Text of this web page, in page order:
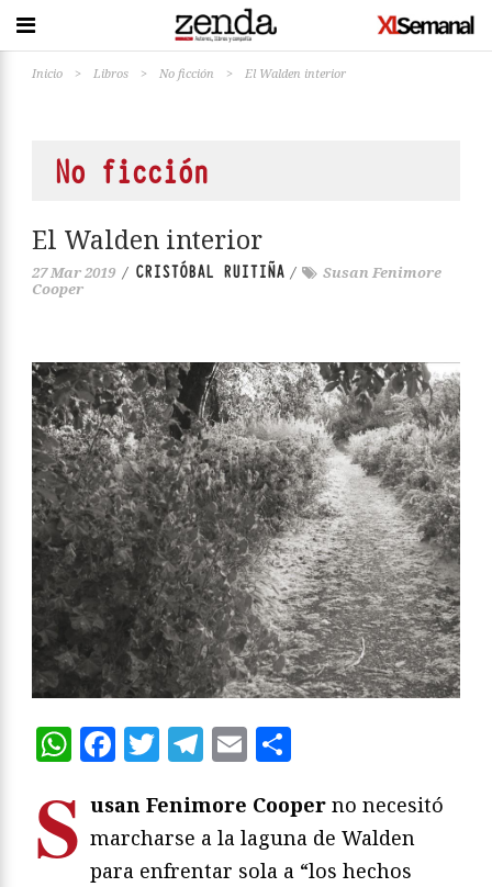
Inicio > Libros > No ficción > El Walden interior
No ficción
El Walden interior
27 Mar 2019 / CRISTÓBAL RUITIÑA /
Susan Fenimore
Cooper
WhatsApp
Facebook
Twitter
Telegram
Email
S usan Fenimore Cooper no necesitó
marcharse a la laguna de Walden
para enfrentar sola a “los hechos